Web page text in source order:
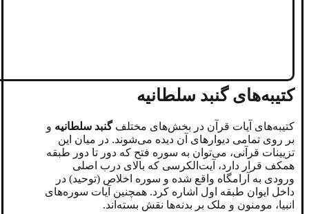
کتیبه‌های گنبد سلطانیه
کتیبه‌های آیات قرآن در بخش‌های مختلفگنبد سلطانیه و
بر روی تمامی دیوارهای آن دیده می‌شوند. در میان این
تزیینات قرآنی، می‌توان به سوره فتح که دور تا دور طبقه
همکف قرار دارد، آیت‌الکرسی که بالای درب اصلی
ورودی به آرامگاه واقع شده و سوره اخلاص (توحید) در
داخل ایوان طبقه اول اشاره کرد. همچنین آیات سوره‌های
انبیا، مومنون و ملک بر بدنه‌ها نقش بسته‌اند.